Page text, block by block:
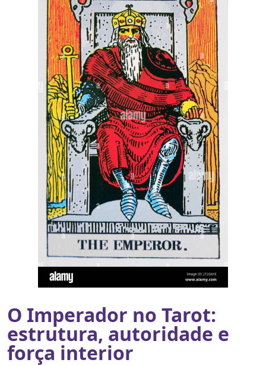
O Imperador no Tarot:
estrutura, autoridade e
força interior